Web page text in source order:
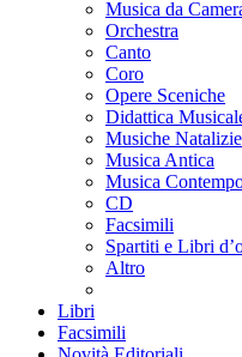
Musica da
Orchestra
Canto
Coro
Opere Sceniche
Didattica
Musiche Natalizie
Musica Antica
Musica
CD
Facsimili
Spartiti e Libri
Altro
Libri
Facsimili